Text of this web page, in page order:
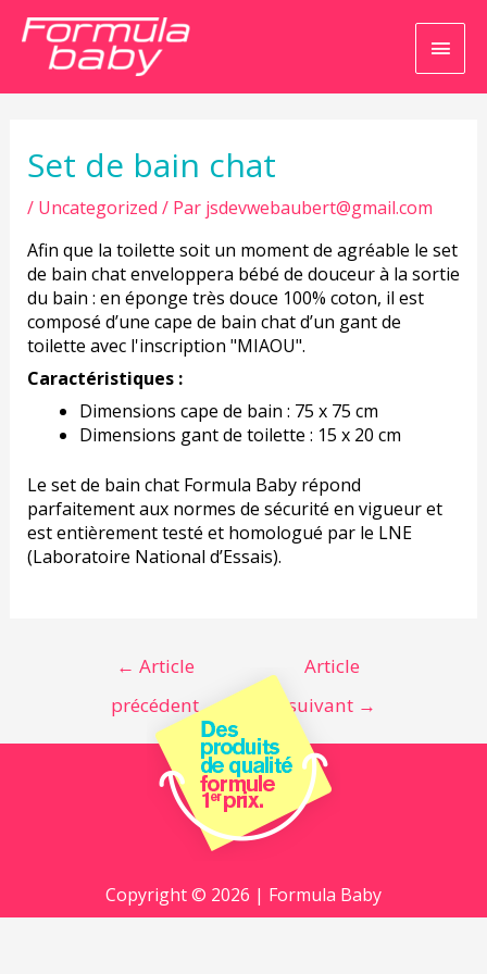
Set de bain chat
/ Uncategorized / Par jsdevwebaubert@gmail.com
Afin que la toilette soit un moment de agréable le set
de bain chat enveloppera bébé de douceur à la sortie
du bain : en éponge très douce 100% coton, il est
composé d’une cape de bain chat d’un gant de
toilette avec l'inscription "MIAOU".
Caractéristiques :
Dimensions cape de bain : 75 x 75 cm
Dimensions gant de toilette : 15 x 20 cm
Le set de bain chat Formula Baby répond
parfaitement aux normes de sécurité en vigueur et
est entièrement testé et homologué par le LNE
(Laboratoire National d’Essais).
l’article
← Article
précédent
Article
suivant →
Copyright © 2026 | Formula Baby